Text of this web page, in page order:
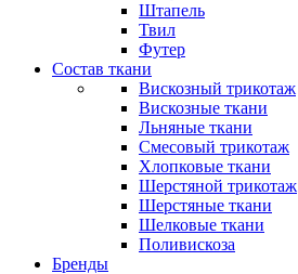
Штапель
Твил
Футер
Состав ткани
Вискозный трикотаж
Вискозные ткани
Льняные ткани
Смесовый трикотаж
Хлопковые ткани
Шерстяной трикотаж
Шерстяные ткани
Шелковые ткани
Поливискоза
Бренды